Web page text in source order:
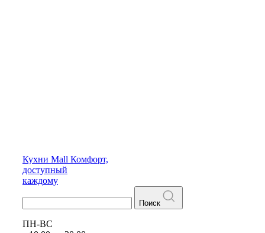
Кухни Mall Комфорт,
доступный
каждому
Поиск
ПН-ВС